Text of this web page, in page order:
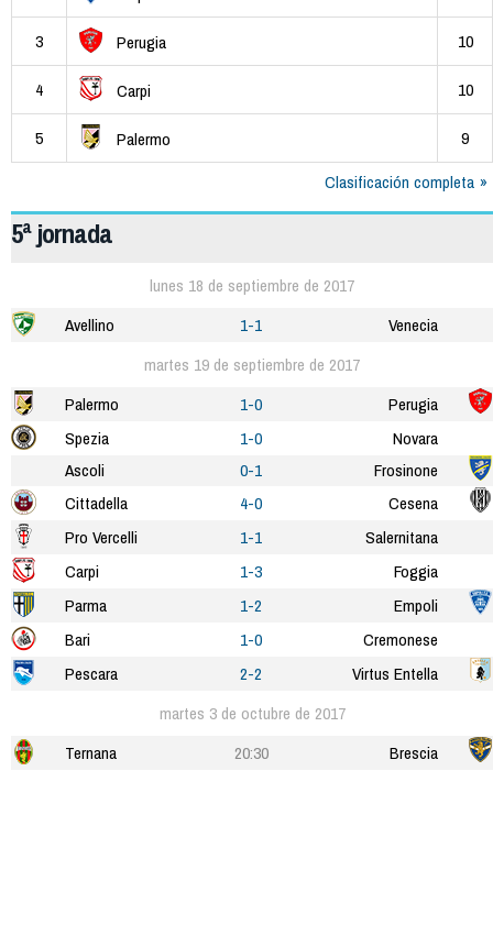
3 Perugia 10
4 Carpi 10
5 Palermo
9
Clasificación completa
5ª jornada
lunes 18 de septiembre de 2017
Avellino
1-1
Venecia
martes 19 de septiembre de 2017
Palermo
1-0
Perugia
Spezia
1-0
Novara
Ascoli
0-1
Frosinone
Cittadella
4-0
Cesena
Pro Vercelli
1-1
Salernitana
Carpi
1-3
Foggia
Parma
1-2
Empoli
Bari
1-0
Cremonese
Pescara
2-2
Virtus Entella
martes 3 de octubre de 2017
Ternana
20:30 Brescia